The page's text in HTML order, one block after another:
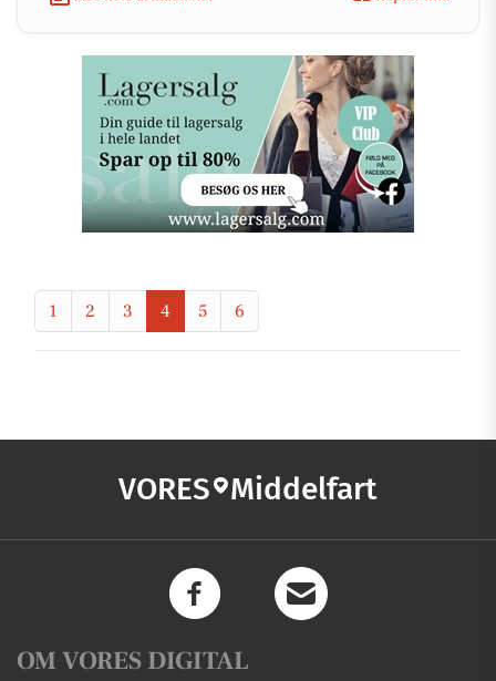
1 2 3 4 5 6
VORES Middelfart
OM VORES DIGITAL